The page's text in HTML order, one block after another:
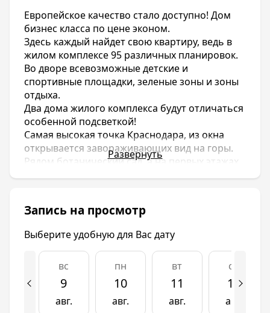
Европейское качество стало доступно! Дом
бизнес класса по цене эконом.
Здесь каждый найдет свою квартиру, ведь в
жилом комплексе 95 различных планировок.
Во дворе всевозможные детские и
спортивные площадки, зеленые зоны и зоны
отдыха.
Два дома жилого комплекса будут отличаться
особенной подсветкой!
Самая высокая точка Краснодара, из окна
открывается завораживающих вид на горы.
Рядом ботанический сад, а на первых этажах
«Перемене»!
Европейское качество стало доступно! Дом
бизнес класса по цене эконом.
Здесь каждый найдет свою квартиру, ведь в
жилом комплексе 95 различных планировок.
Во дворе всевозможные детские и
спортивные площадки, зеленые зоны и зоны
Развернуть
Запись на просмотр
Выберите удобную для Вас дату
вс
9
авг.
пн
10
авг.
вт
11
авг.
ср
12
авг.